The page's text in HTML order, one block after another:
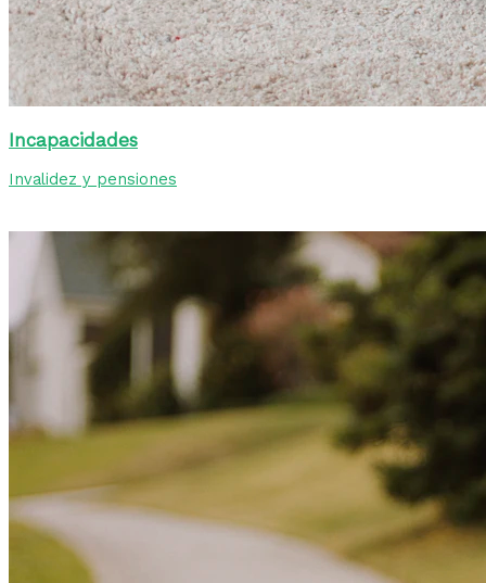
Incapacidades
Invalidez y pensiones